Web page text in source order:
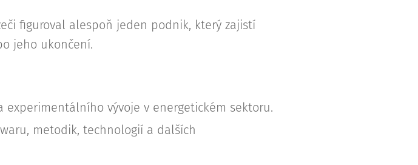
figuroval alespoň jeden podnik, který zajistí
jeho ukončení.
experimentálního vývoje v energetickém sektoru.
metodik, technologií a dalších